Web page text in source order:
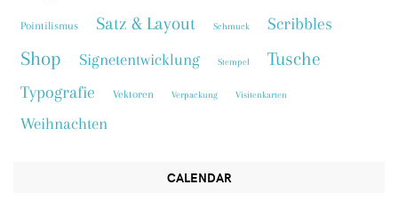
Pointilismus Satz & Layout Schmuck Scribbles
Shop Signetentwicklung Stempel Tusche
Typografie Vektoren Verpackung Visitenkarten
Weihnachten
CALENDAR